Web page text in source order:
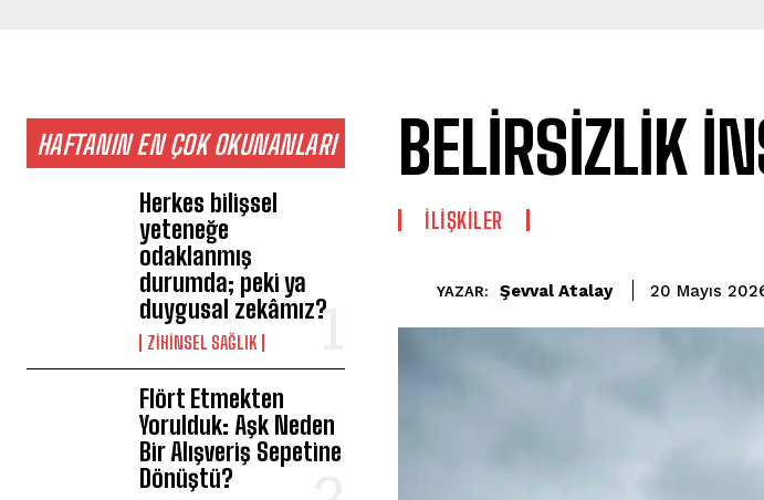
HAFTANIN EN ÇOK OKUNANLARI
Herkes bilişsel
yeteneğe
odaklanmış
durumda; peki ya
duygusal zekâmız?
ZIHINSEL SAĞLIK
Flört Etmekten
Yorulduk: Aşk Neden
Bir Alışveriş Sepetine
Dönüştü?
BELİRSİZLİK
İLIŞKILER
YAZAR: Şevval Atalay 20 Mayıs